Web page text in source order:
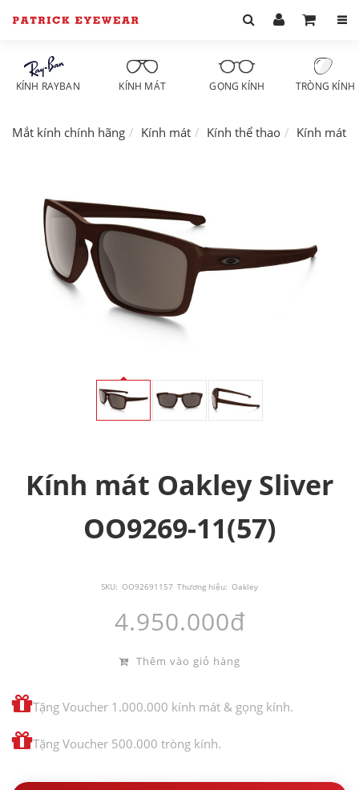
KÍNH RAYBAN KÍNH MÁT GỌNG KÍNH TRÒNG KÍNH
Mắt kính chính hãng Kính mát Kính thể thao Kính mát
Kính mát Oakley Sliver
OO9269-11(57)
SKU: OO92691157 Thương hiệu: Oakley
4.950.000đ
Thêm vào giỏ hàng
Tặng Voucher 1.000.000 kính mát & gọng kính.
Tặng Voucher 500.000 tròng kính.